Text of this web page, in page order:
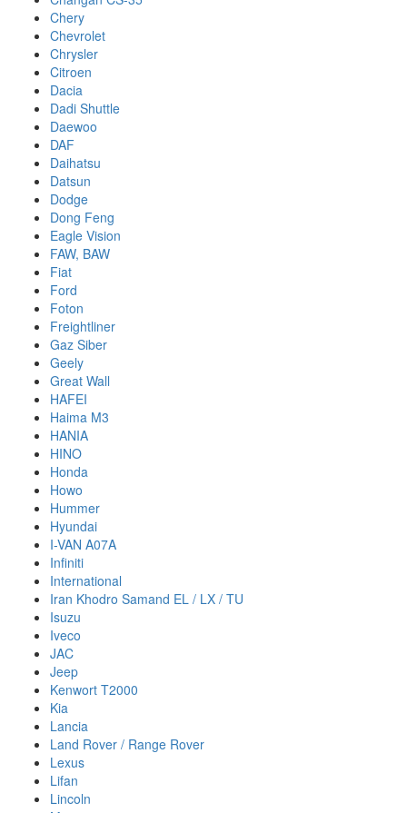
Chery
Chevrolet
Chrysler
Citroen
Dacia
Dadi Shuttle
Daewoo
DAF
Daihatsu
Datsun
Dodge
Dong Feng
Eagle Vision
FAW, BAW
Fiat
Ford
Foton
Freightliner
Gaz Siber
Geely
Great Wall
HAFEI
Haima M3
HANIA
HINO
Honda
Howo
Hummer
Hyundai
I-VAN A07A
Infiniti
International
Iran Khodro Samand EL / LX / TU
Isuzu
Iveco
JAC
Jeep
Kenwort T2000
Kia
Lancia
Land Rover / Range Rover
Lexus
Lifan
Lincoln